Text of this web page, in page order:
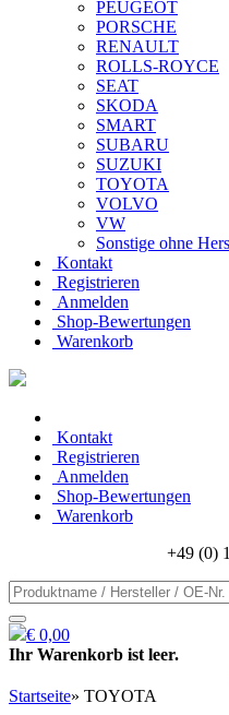
PEUGEOT
PORSCHE
RENAULT
ROLLS-ROYCE
SEAT
SKODA
SMART
SUBARU
SUZUKI
TOYOTA
VOLVO
VW
Sonstige ohne
Kontakt
Registrieren
Anmelden
Shop-Bewertungen
Warenkorb
Kontakt
Registrieren
Anmelden
Shop-Bewertungen
Warenkorb
+49 (0)
€ 0,00
Ihr Warenkorb ist leer.
Startseite» TOYOTA